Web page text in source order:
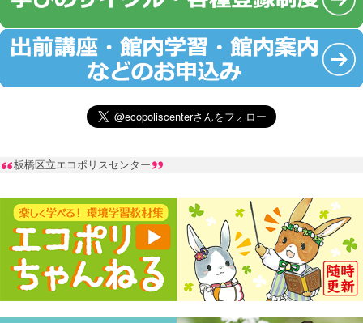
板橋区立エコポリスセンター